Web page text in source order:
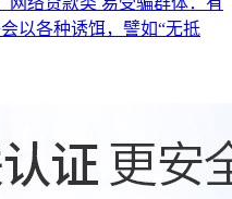
以各种诱饵，譬如“无抵